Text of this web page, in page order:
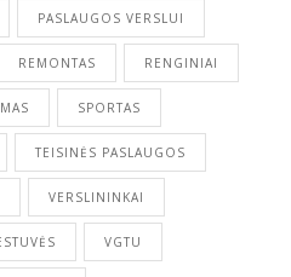
PASLAUGOS VERSLUI
REMONTAS RENGINIAI
SPORTAS
TEISINĖS PASLAUGOS
VERSLININKAI
VGTU